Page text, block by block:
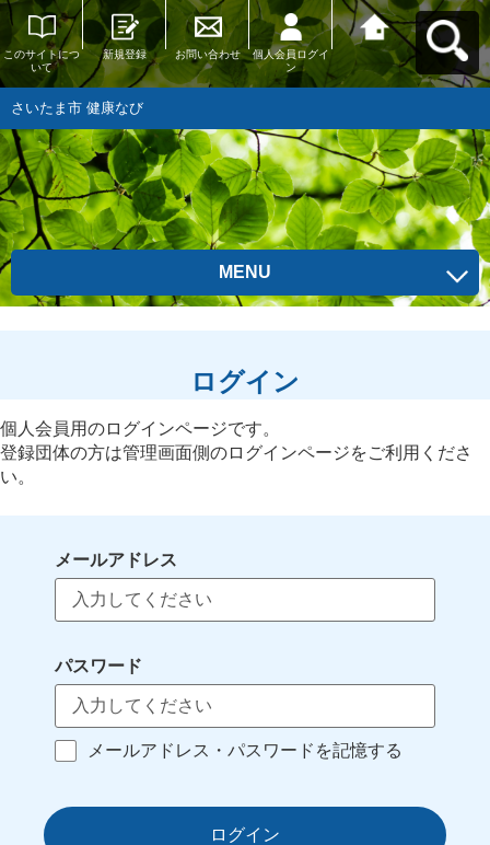
このサイトにつ
いて
新規登録 お問い合わせ
個人会員ログイ
ン
さいたま市 健康
なびへ戻る
さいたま市 健康なび
MENU
ログイン
個人会員用のログインページです。
登録団体の方は管理画面側のログインページをご利用くださ
い。
メールアドレス
パスワード
メールアドレス・パスワードを記憶する
ログイン